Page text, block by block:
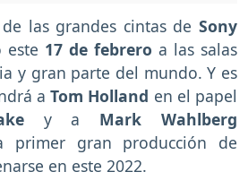
las grandes cintas de Sony
este 17 de febrero a las salas
y gran parte del mundo. Y es
aTom Holland en el papel
y a Mark Wahlberg
primer gran producción de
en este 2022.